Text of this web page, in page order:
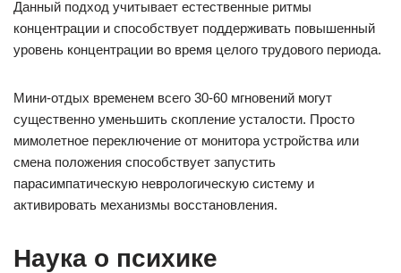
Данный подход учитывает естественные ритмы
концентрации и способствует поддерживать повышенный
уровень концентрации во время целого трудового периода.
Мини-отдых временем всего 30-60 мгновений могут
существенно уменьшить скопление усталости. Просто
мимолетное переключение от монитора устройства или
смена положения способствует запустить
парасимпатическую неврологическую систему и
активировать механизмы восстановления.
Наука о психике